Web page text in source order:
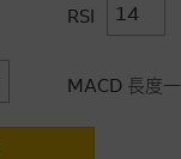
RSI
MACD 長度一